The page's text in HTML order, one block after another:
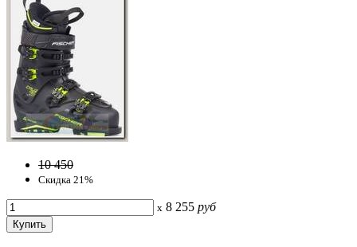
10 450
Скидка 21%
x 8 255 руб